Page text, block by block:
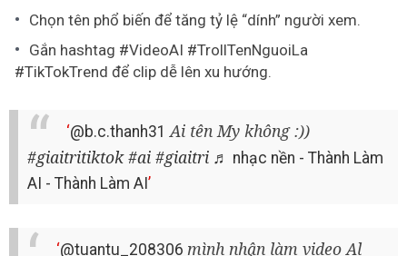
Chọn tên phổ biến để tăng tỷ lệ “dính” người xem.
Gắn hashtag #VideoAI #TrollTenNguoiLa
#TikTokTrend để clip dễ lên xu hướng.
@b.c.thanh31 Ai tên My không :))
#giaitritiktok #ai #giaitri ♬ nhạc nền - Thành Làm
AI - Thành Làm AI
@tuantu_208306 mình nhận làm video Al